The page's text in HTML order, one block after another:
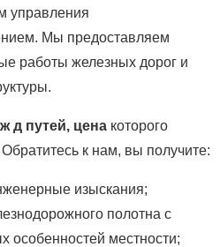
управления
Мы предоставляем
работы железных дорог и
д путей, цена которого
к нам, вы получите:
изыскания;
полотна с
особенностей местности;